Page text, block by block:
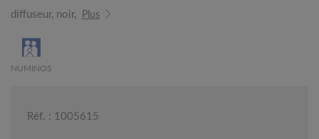
diffuseur, noir, Plus
NUMINOS
Réf. : 1005615